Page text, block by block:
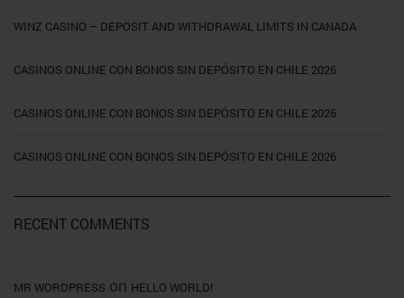
WINZ CASINO – DEPOSIT AND WITHDRAWAL LIMITS IN CANADA
CASINOS ONLINE CON BONOS SIN DEPÓSITO EN CHILE 2026
CASINOS ONLINE CON BONOS SIN DEPÓSITO EN CHILE 2026
CASINOS ONLINE CON BONOS SIN DEPÓSITO EN CHILE 2026
RECENT COMMENTS
MR WORDPRESS on HELLO WORLD!